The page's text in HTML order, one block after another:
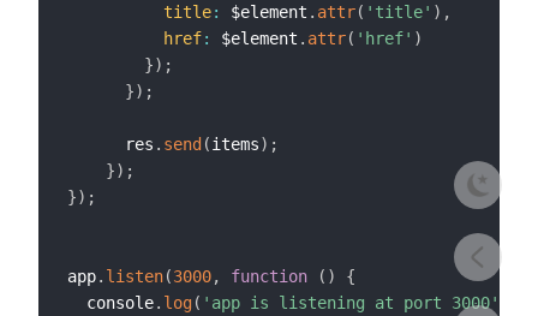
title: $element . attr( 'title' ) ,
href: $element . attr( 'href' )
}) ;
}) ;
      res
. send (items) ;
}) ;
}) ;
app. listen(3000, function ( )
{
  console
. log( 'app is listening at port 3000'